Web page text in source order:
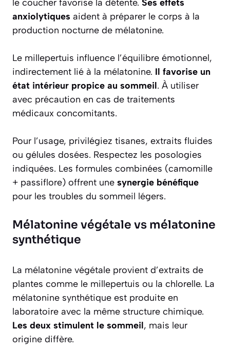
le coucher favorise la détente. Ses effets
anxiolytiques aident à préparer le corps à la
production nocturne de mélatonine.
Le millepertuis influence l’équilibre émotionnel,
indirectement lié à la mélatonine. Il favorise un
état intérieur propice au sommeil. À utiliser
avec précaution en cas de traitements
médicaux concomitants.
Pour l’usage, privilégiez tisanes, extraits fluides
ou gélules dosées. Respectez les posologies
indiquées. Les formules combinées (camomille
+ passiflore) offrent une synergie bénéfique
pour les troubles du sommeil légers.
Mélatonine végétale vs mélatonine
synthétique
La mélatonine végétale provient d’extraits de
plantes comme le millepertuis ou la chlorelle. La
mélatonine synthétique est produite en
laboratoire avec la même structure chimique.
Les deux stimulent le sommeil, mais leur
origine diffère.